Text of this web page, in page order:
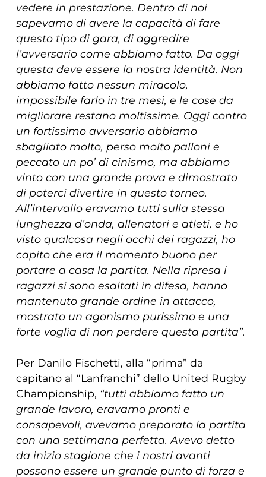
vedere in prestazione. Dentro di noi
sapevamo di avere la capacità di fare
questo tipo di gara, di aggredire
l’avversario come abbiamo fatto. Da oggi
questa deve essere la nostra identità. Non
abbiamo fatto nessun miracolo,
impossibile farlo in tre mesi, e le cose da
migliorare restano moltissime. Oggi contro
un fortissimo avversario abbiamo
sbagliato molto, perso molto palloni e
peccato un po’ di cinismo, ma abbiamo
vinto con una grande prova e dimostrato
di poterci divertire in questo torneo.
All’intervallo eravamo tutti sulla stessa
lunghezza d’onda, allenatori e atleti, e ho
visto qualcosa negli occhi dei ragazzi, ho
capito che era il momento buono per
portare a casa la partita. Nella ripresa i
ragazzi si sono esaltati in difesa, hanno
mantenuto grande ordine in attacco,
mostrato un agonismo purissimo e una
forte voglia di non perdere questa partita”.
Per Danilo Fischetti, alla “prima” da
capitano al “Lanfranchi” dello United Rugby
Championship, “tutti abbiamo fatto un
grande lavoro, eravamo pronti e
consapevoli, avevamo preparato la partita
con una settimana perfetta. Avevo detto
da inizio stagione che i nostri avanti
possono essere un grande punto di forza e